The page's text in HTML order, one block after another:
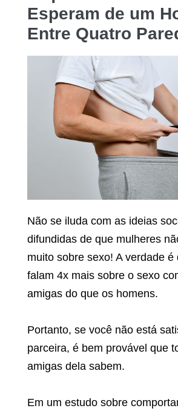
Esperam de um
Entre Quatro
Não se iluda com as ideias
difundidas de que mulheres
muito sobre sexo! A verdade é
falam 4x mais sobre o sexo
amigas do que os homens.
Portanto, se você não está
parceira, é bem provável que
amigas dela sabem.
Em um estudo sobre